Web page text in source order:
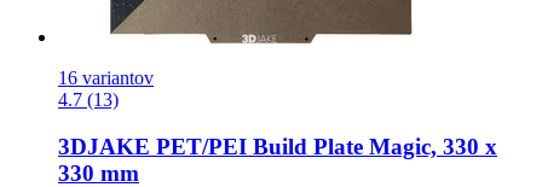
16 variantov
4.7 (13)
3DJAKE PET/PEI Build Plate Magic, 330 x
330 mm